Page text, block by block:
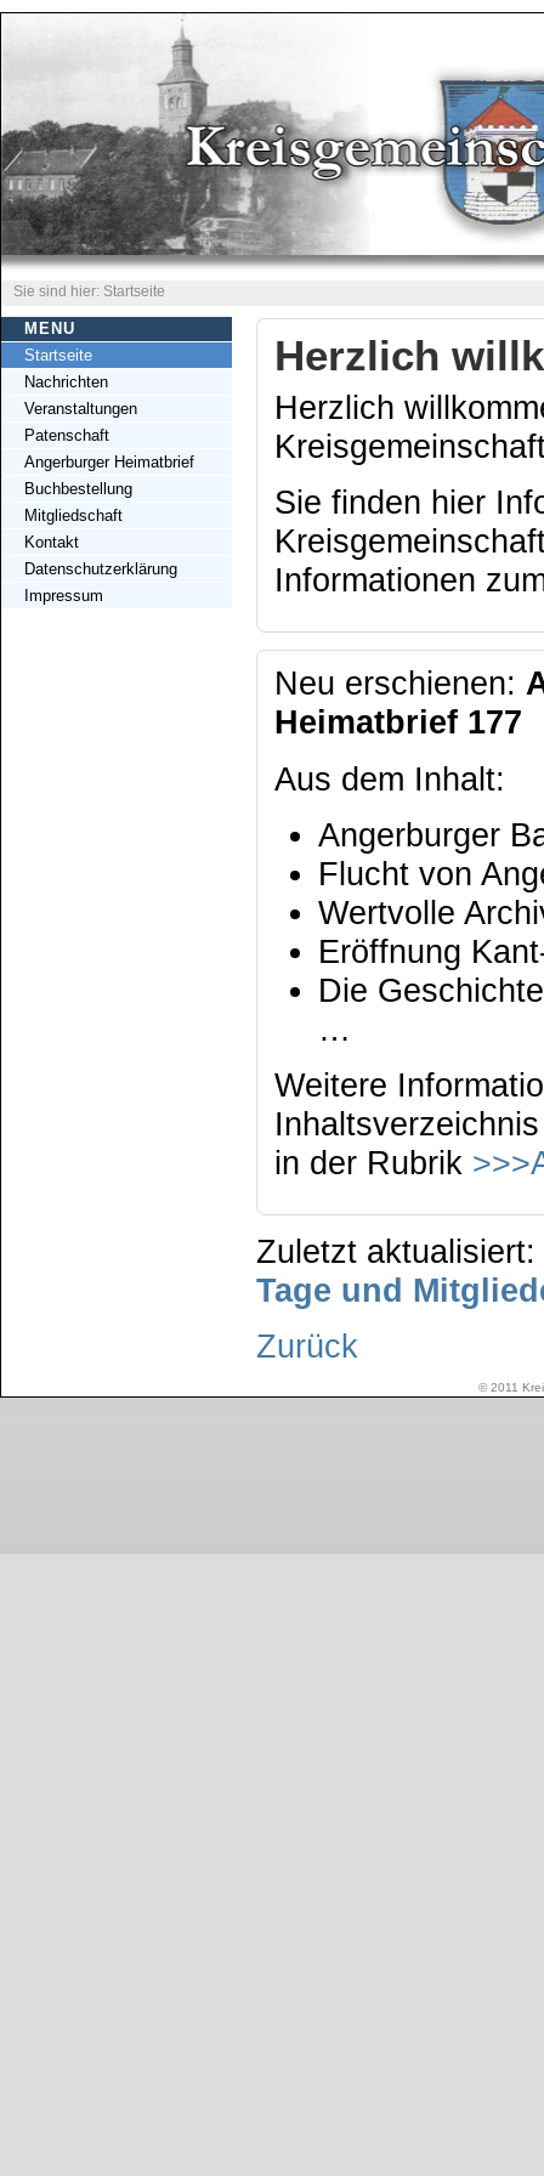
Sie sind hier: Startseite
MENU
Startseite
Nachrichten
Veranstaltungen
Patenschaft
Angerburger Heimatbrief
Buchbestellung
Mitgliedschaft
Kontakt
Datenschutzerklärung
Impressum
Herzlich
Herzlich
Sie finden hier
Informationen
Neu erschienen:
Heimatbrief 177
Aus dem Inhalt:
Angerburger
Flucht von
Wertvolle
Eröffnung
Die
…
Weitere
in der Rubrik
Zuletzt
Tage und
Zurück
© 2011